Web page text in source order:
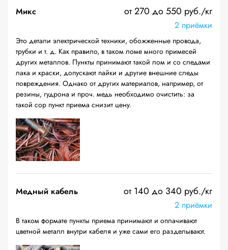
Микс от 270 до 550 руб./кг
2 приёмки
Это детали электрической техники, обожженные провода,
трубки и т. д. Как правило, в таком ломе много примесей
других металлов. Пункты принимают такой лом и со следами
лака и краски, допускают пайки и другие внешние следы
повреждения. Однако от других материалов, например, от
резины, гудрона и проч. медь необходимо очистить: за
такой сор пункт приема снизит цену.
Медный кабель от 140 до 340 руб./кг
2 приёмки
В таком формате пункты приема принимают и оплачивают
цветной металл внутри кабеля и уже сами его разделывают.